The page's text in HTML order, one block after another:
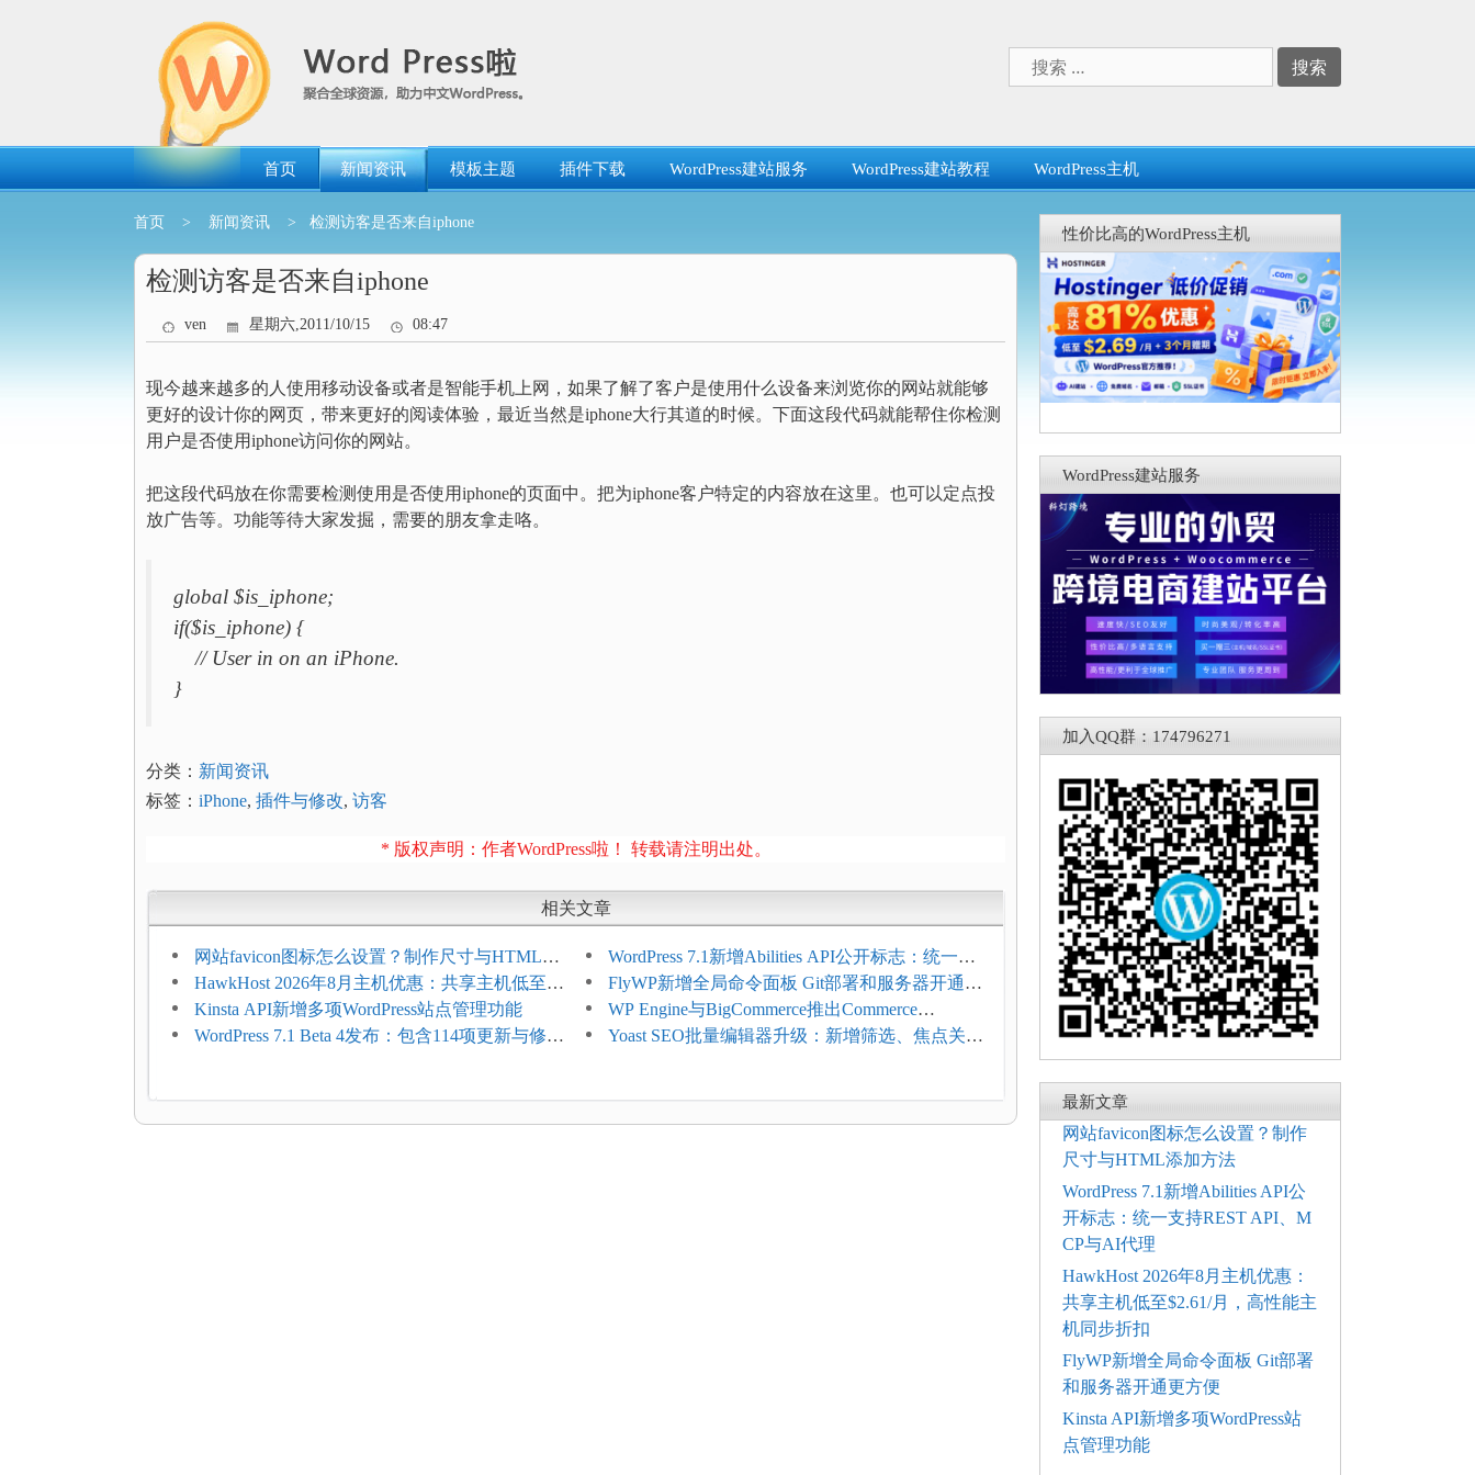
索：
首页 新闻资讯 模板主题 插件下载 WordPress建站服务 WordPress建站教程 WordPress主机
首页 > 新闻资讯 > 检测访客是否来自iphone
检测访客是否来自iphone
ven 星期六,2011/10/15 08:47
现今越来越多的人使用移动设备或者是智能手机上网，如果了解了客户是使用什么设备来浏览你的网站就能够
更好的设计你的网页，带来更好的阅读体验，最近当然是iphone大行其道的时候。下面这段代码就能帮住你检测
用户是否使用iphone访问你的网站。
把这段代码放在你需要检测使用是否使用iphone的页面中。把为iphone客户特定的内容放在这里。也可以定点投
放广告等。功能等待大家发掘，需要的朋友拿走咯。
global $is_iphone;
if($is_iphone) {
// User in on an iPhone.
}
分类： 新闻资讯
标签： iPhone, 插件与修改, 访客
* 版权声明：作者WordPress啦！ 转载请注明出处。
相关文章
网站favicon图标怎么设置？制作尺寸与HTML添
加方法
WordPress 7.1新增Abilities API公开标志：统一支
持REST API、MCP与AI代理
HawkHost 2026年8月主机优惠：共享主机低至
$2.61/月，高性能主机同步折扣
FlyWP新增全局命令面板 Git部署和服务器开通更
方便
Kinsta API新增多项WordPress站点管理功能
WP Engine与BigCommerce推出Commerce
Connect：WordPress商店可保留前台体验并扩展电
WordPress 7.1 Beta 4发布：包含114项更新与修
Yoast SEO批量编辑器升级：新增筛选、焦点关键
性价比高的WordPress主机
WordPress建站服务
加入QQ群：174796271
最新文章
网站favicon图标怎么设置？制作
尺寸与HTML添加方法
WordPress 7.1新增Abilities API公
开标志：统一支持REST API、M
CP与AI代理
HawkHost 2026年8月主机优惠：
共享主机低至$2.61/月，高性能主
机同步折扣
FlyWP新增全局命令面板 Git部署
和服务器开通更方便
Kinsta API新增多项WordPress站
点管理功能